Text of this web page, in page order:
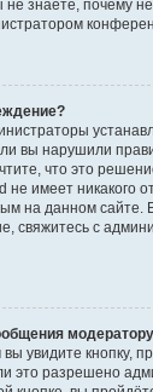
знаете, почему
вы нарушили
что это
имеет никакого
на данном сайте.
свяжитесь с
увидите кнопку,
это разрешено